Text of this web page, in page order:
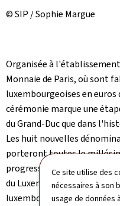
Ce site utilise des
nécessaires à son
usage de données
© SIP / Sophie Margue
Organisée à
Monnaie de Paris, où sont
luxembourgeoises en
cérémonie marque une
du Grand-Duc que dans
Les huit nouvelles
porteront toutes le
progressivement mises en
du Luxembourg à partir du
luxembourgeoises émises